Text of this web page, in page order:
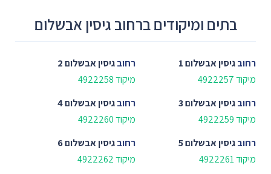
בתים ומיקודים ברחוב גיסין אבשלום
רחובגיסין אבשלום 1
מיקוד 4922257
רחובגיסין אבשלום 2
מיקוד 4922258
רחובגיסין אבשלום 3
מיקוד 4922259
רחובגיסין אבשלום 4
מיקוד 4922260
רחובגיסין אבשלום 5
מיקוד 4922261
רחובגיסין אבשלום 6
מיקוד 4922262